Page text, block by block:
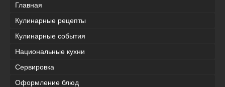
Главная
Кулинарные рецепты
Кулинарные события
Национальные кухни
Сервировка
Оформление блюд